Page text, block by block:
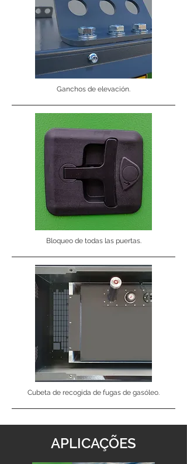
Ganchos de elevación.
Bloqueo de todas las puertas.
Cubeta de recogida de fugas de gasóleo.
APLICAÇÕES